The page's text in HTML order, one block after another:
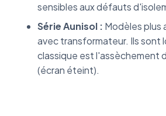
sensibles aux défauts
Série Aunisol : Modèles plus
avec transformateur. Ils sont
classique est l'assèchement
(écran éteint).